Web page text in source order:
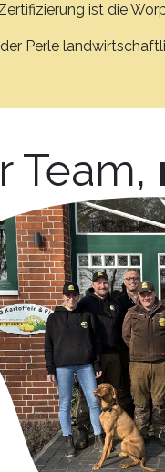
ist die
Perle
Team,